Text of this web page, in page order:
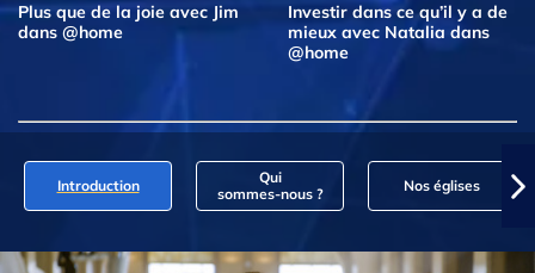
Plus que de la joie avec Jim
dans @home
Investir dans ce qu’il y a de
mieux avec Natalia dans
@home
Introduction
Qui
sommes‑nous ?
Nos églises